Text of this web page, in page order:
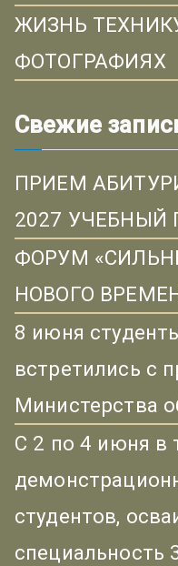
ЖИЗНЬ
ФОТОГРАФИЯХ
Свежие
ПРИЕМ
2027 УЧЕБНЫЙ
ФОРУМ
НОВОГО
8 июня
встретились с
Министерства
С 2 по 4 июня в
студентов,
специальность